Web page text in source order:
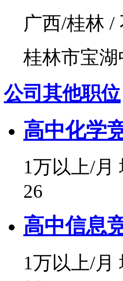
广西/桂林 /
桂林市宝湖
公司其他职位
高中化学
1万以上/月
26
高中信息
1万以上/月